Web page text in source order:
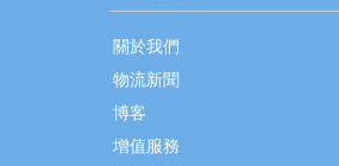
關於我們
物流新聞
博客
增值服務